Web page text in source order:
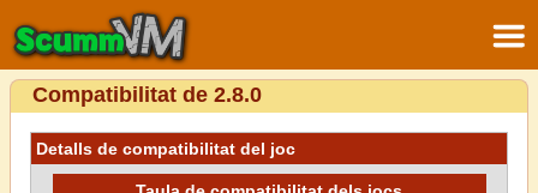
Compatibilitat de 2.8.0
Detalls de compatibilitat del joc